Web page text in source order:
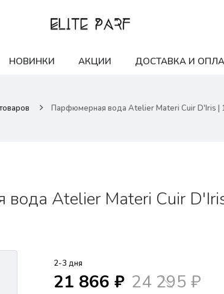
НОВИНКИ АКЦИИ ДОСТАВКА И
Парфюмерная вода Atelier Materi Cuir D'Iris |
Atelier Materi Cuir
2-3 дня
21 866 ₽ 24 295 ₽